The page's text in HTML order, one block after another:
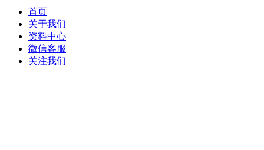
首页
关于我们
资料中心
微信客服
关注我们